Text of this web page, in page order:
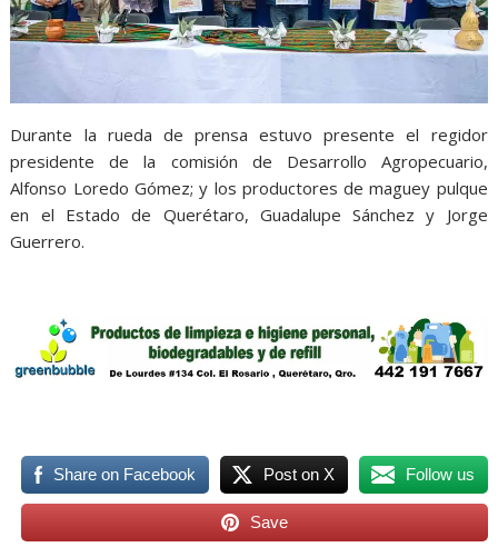
Durante la rueda de prensa estuvo presente el regidor
presidente de la comisión de Desarrollo Agropecuario,
Alfonso Loredo Gómez; y los productores de maguey pulque
en el Estado de Querétaro, Guadalupe Sánchez y Jorge
Guerrero.
Share on Facebook Post on X Follow us
Save